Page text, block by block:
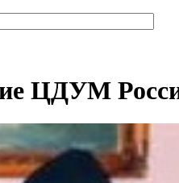
ЦДУМ